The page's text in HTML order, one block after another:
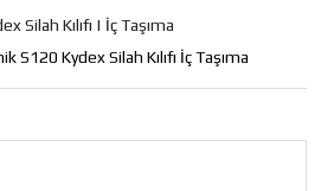
Silah Kılıfı | İç Taşıma
S120 Kydex Silah Kılıfı İç Taşıma